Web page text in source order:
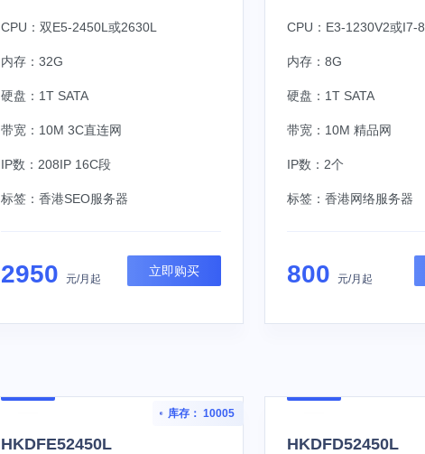
CPU：双E5-2450L或2630L
内存：32G
硬盘：1T SATA
带宽：10M 3C直连网
IP数：208IP 16C段
标签： 香港SEO服务器
2950 元/月起
立即购买
CPU：E3-1230V2或I7-
内存：8G
硬盘：1T SATA
带宽：10M 精品网
IP数：2个
标签：香港网络服务器
800元/月起
库存： 10005
HKDFE52450L HKDFD52450L